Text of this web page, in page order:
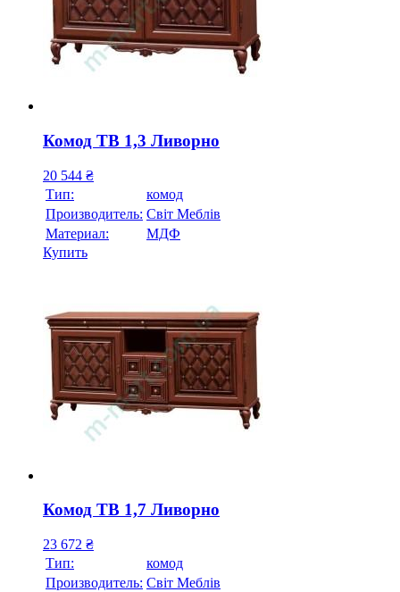
Комод ТВ 1,3 Ливорно
20 544 ₴
Тип:
комод
Производитель: Свiт Меблiв
Материал:
МДФ
Купить
Комод ТВ 1,7 Ливорно
23 672 ₴
Тип:
комод
Производитель: Свiт Меблiв